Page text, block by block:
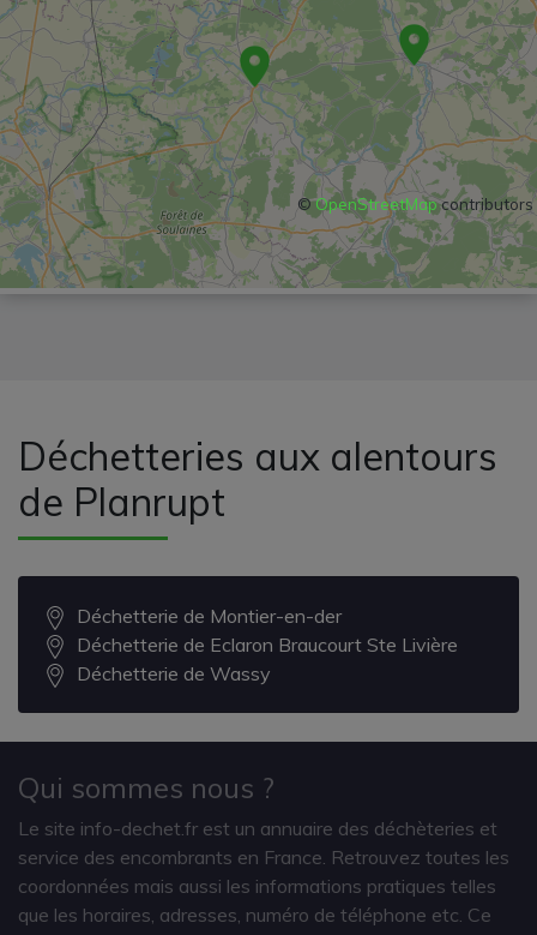
©OpenStreetMapcontributors
Déchetteries aux alentours
de Planrupt
Déchetterie de Montier-en-der
Déchetterie de Eclaron Braucourt Ste Livière
Déchetterie de Wassy
Qui sommes nous ?
Le site info-dechet.fr est un annuaire des déchèteries et
service des encombrants en France. Retrouvez toutes les
coordonnées mais aussi les informations pratiques telles
que les horaires, adresses, numéro de téléphone etc. Ce